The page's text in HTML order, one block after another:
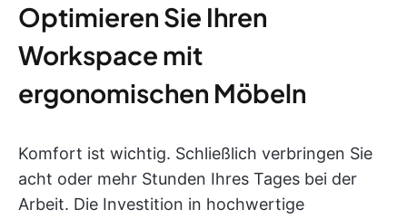
Optimieren Sie Ihren
Workspace mit
ergonomischen Möbeln
Komfort ist wichtig. Schließlich verbringen Sie
acht oder mehr Stunden Ihres Tages bei der
Arbeit. Die Investition in hochwertige